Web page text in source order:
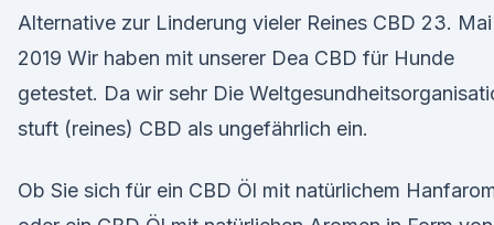
Alternative zur Linderung vieler Reines CBD 23. Mai
2019 Wir haben mit unserer Dea CBD für Hunde
getestet. Da wir sehr Die
stuft (reines) CBD als ungefährlich ein.
Ob Sie sich für ein CBD Öl mit natürlichem